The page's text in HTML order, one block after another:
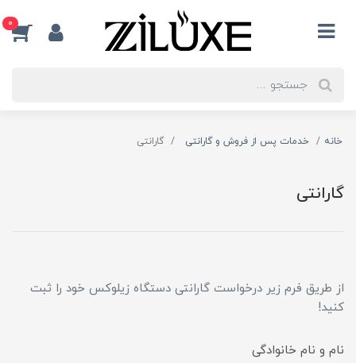
0
خانه خدمات پس از فروش و گارانتی گارانتی
گارانتی
از طریق فرم زیر درخواست گارانتی دستگاه زیلوکس خود را ثبت
کنید!
نام و نام خانوادگی